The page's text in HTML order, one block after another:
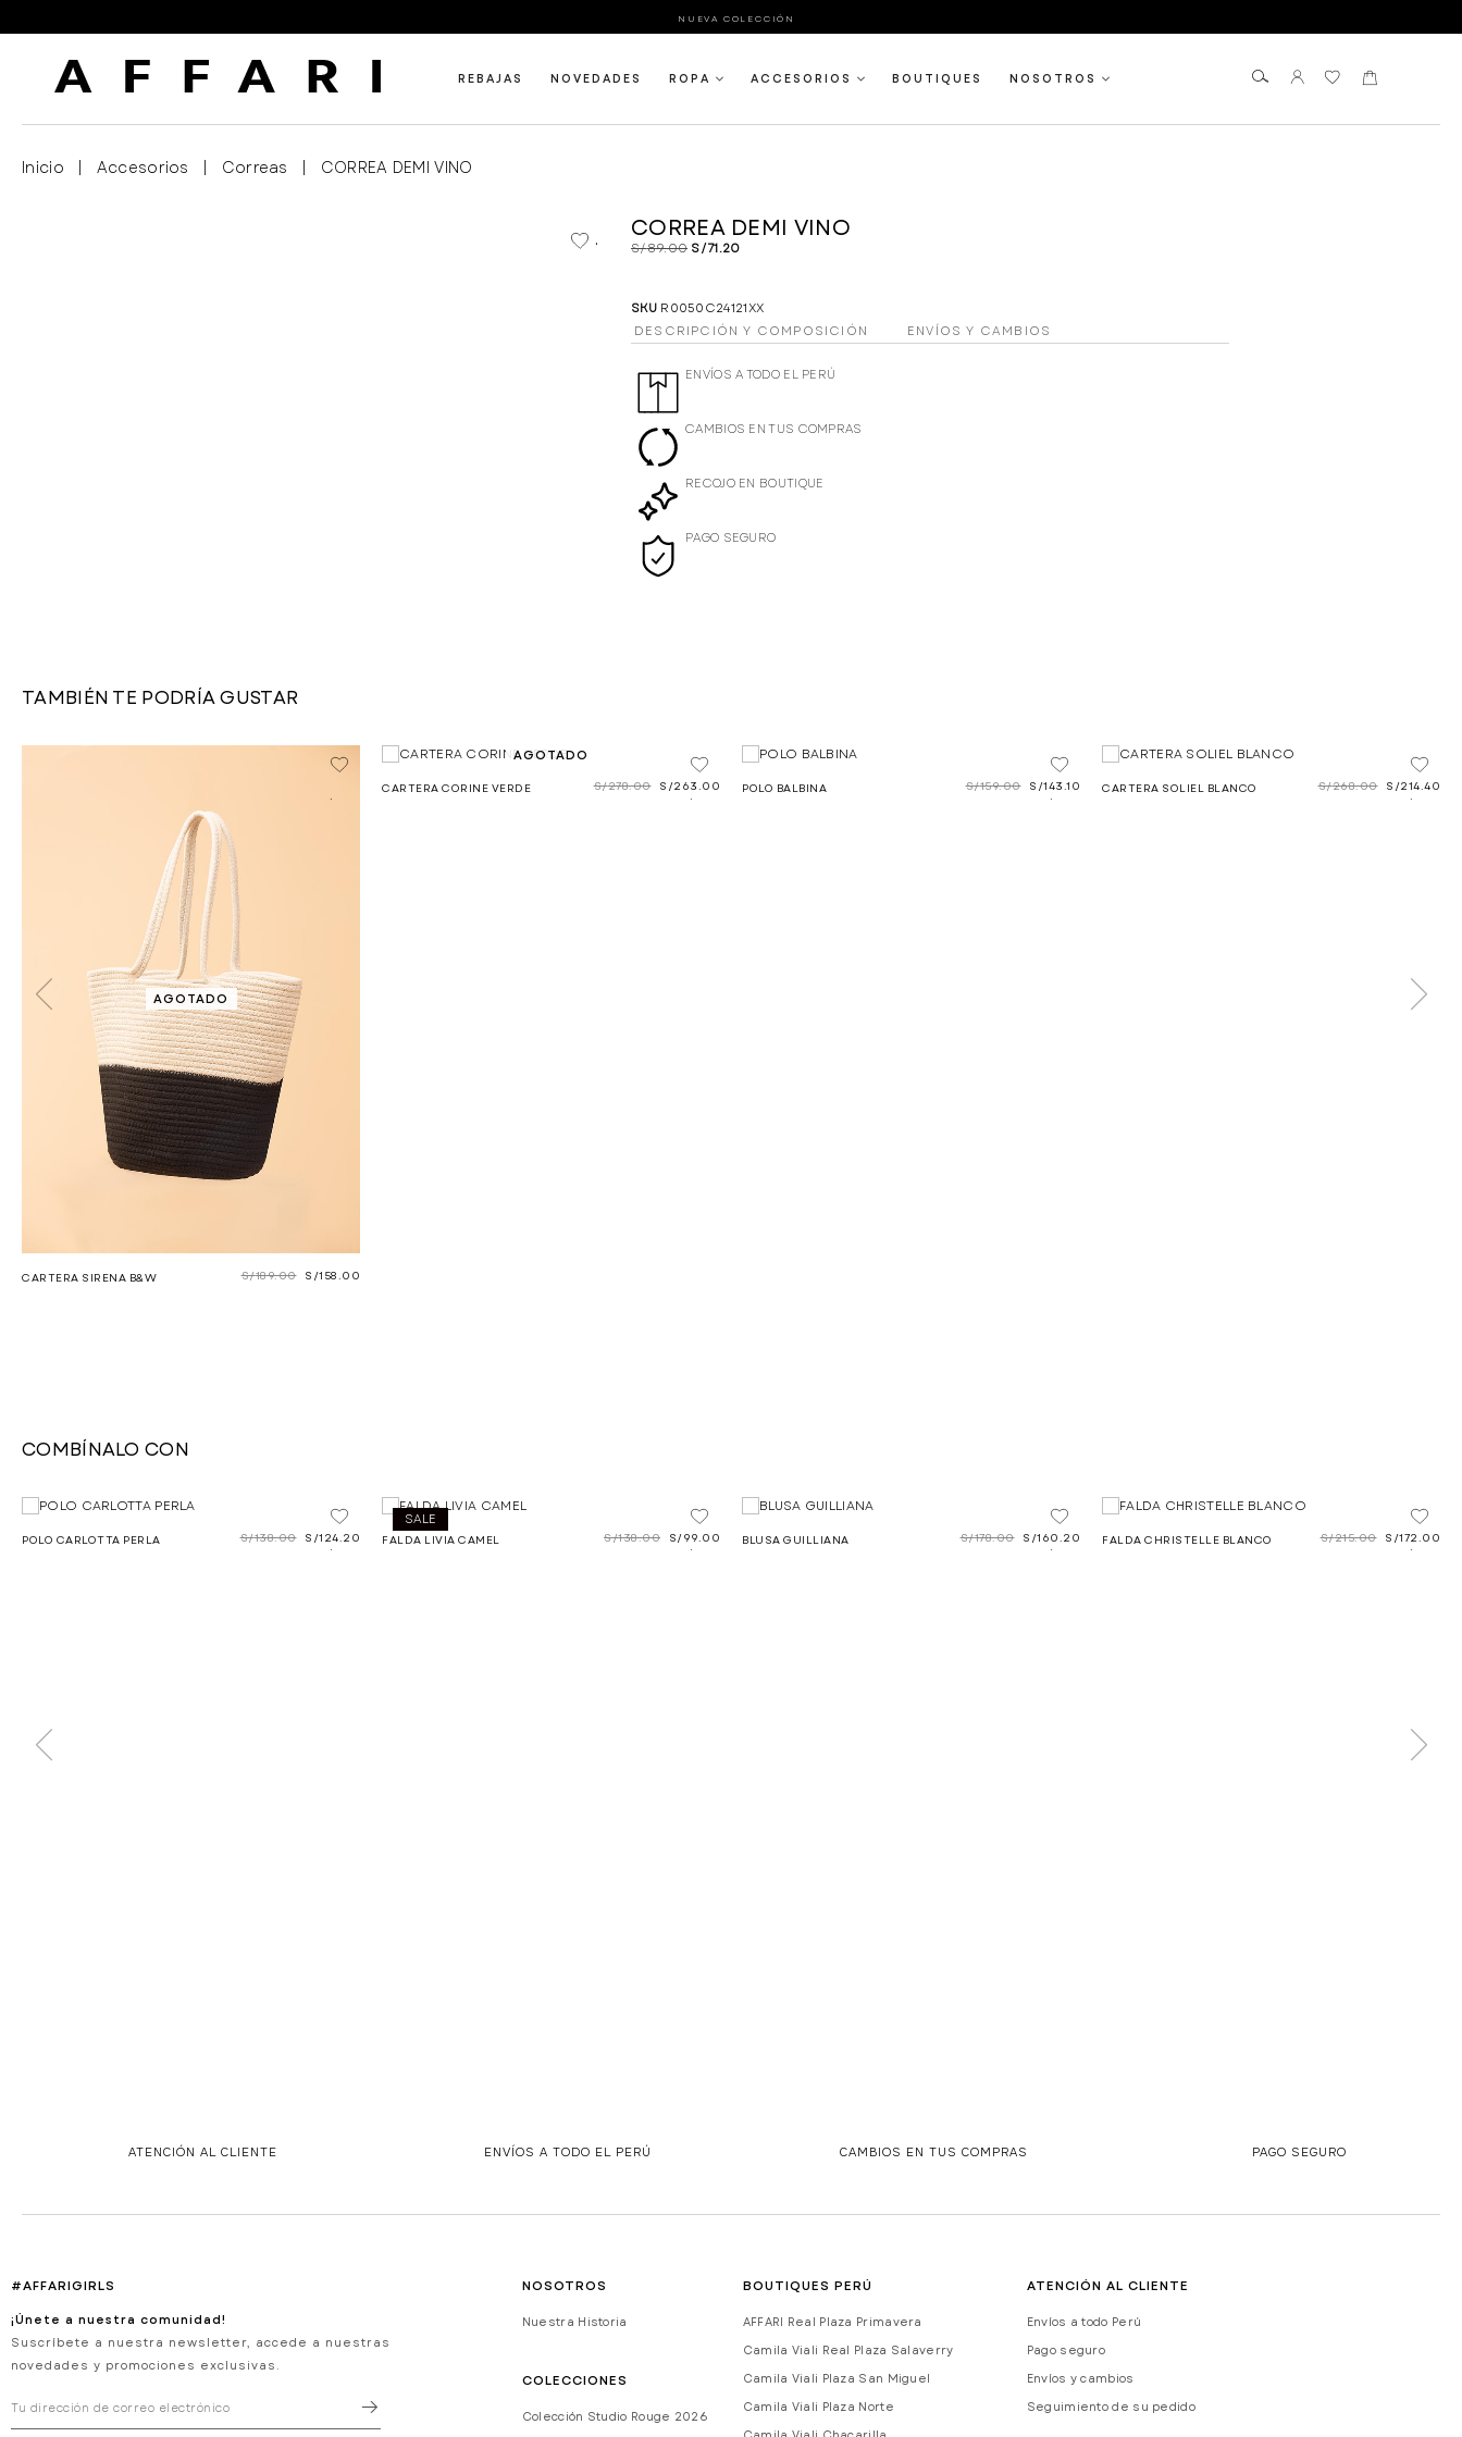
NUEVA COLECCIÓN
REBAJAS NOVEDADES ROPA ACCESORIOS BOUTIQUES NOSOTROS
Inicio Accesorios Correas CORREA DEMI VINO
. CORREA DEMI VINO
S/89.00 S/71.20
SKU R0050C24121XX
DESCRIPCIÓN Y COMPOSICIÓN
ENVÍOS Y CAMBIOS
ENVÍOS A TODO EL PERÚ
CAMBIOS EN TUS COMPRAS
RECOJO EN BOUTIQUE
PAGO SEGURO
TAMBIÉN TE PODRÍA GUSTAR
.
AGOTADO
CARTERA SIRENA B&W S/189.00 S/158.00
.
AGOTADO
CARTERA CORINE VERDE S/278.00 S/263.00
.
POLO BALBINA S/159.00 S/143.10
.
CARTERA SOLIEL BLANCO S/268.00 S/214.40
COMBÍNALO CON
.
POLO CARLOTTA PERLA S/138.00 S/124.20
.
SALE
FALDA LIVIA CAMEL S/138.00 S/99.00
.
BLUSA GUILLIANA S/178.00 S/160.20
.
FALDA CHRISTELLE BLANCO S/215.00 S/172.00
ATENCIÓN AL CLIENTE ENVÍOS A TODO EL PERÚ CAMBIOS EN TUS COMPRAS PAGO SEGURO
#AFFARIGIRLS
¡Únete a nuestra comunidad!
Suscríbete a nuestra newsletter, accede a nuestras
novedades y promociones exclusivas.
NOSOTROS
Nuestra Historia
COLECCIONES
Colección Studio Rouge 2026
BOUTIQUES PERÚ
AFFARI Real Plaza Primavera
Camila Viali Real Plaza Salaverry
Camila Viali Plaza San Miguel
Camila Viali Plaza Norte
ATENCIÓN AL CLIENTE
Envíos a todo Perú
Pago seguro
Envíos y cambios
Seguimiento de su pedido